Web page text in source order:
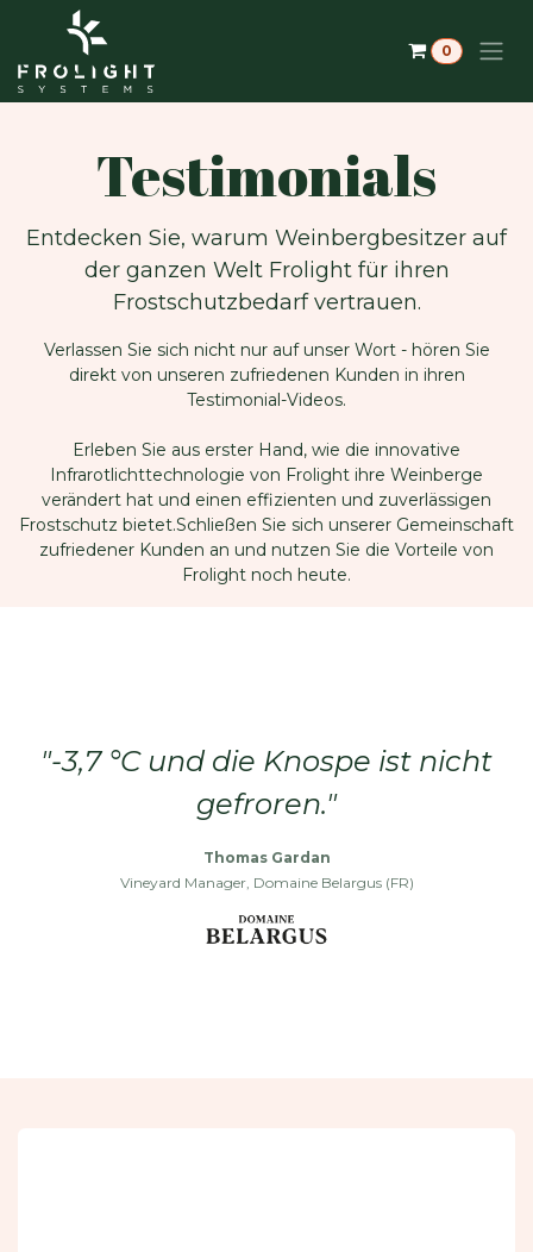
Zum Inhalt springen
0
Testimonials
​Entdecken Sie, warum Weinbergbesitzer auf
der ganzen Welt Frolight für ihren
Frostschutzbedarf vertrauen.
Verlassen Sie sich nicht nur auf unser Wort - hören Sie
direkt von unseren zufriedenen Kunden in ihren
Testimonial-Videos.
Erleben Sie aus erster Hand, wie die innovative
Infrarotlichttechnologie von Frolight ihre Weinberge
verändert hat und einen effizienten und zuverlässigen
Frostschutz bietet.Schließen Sie sich unserer Gemeinschaft
zufriedener Kunden an und nutzen Sie die Vorteile von
Frolight noch heute.
"-3,7 °C und die Knospe ist nicht
gefroren."
Thomas Gardan
Vineyard Manager, Domaine Belargus (FR)